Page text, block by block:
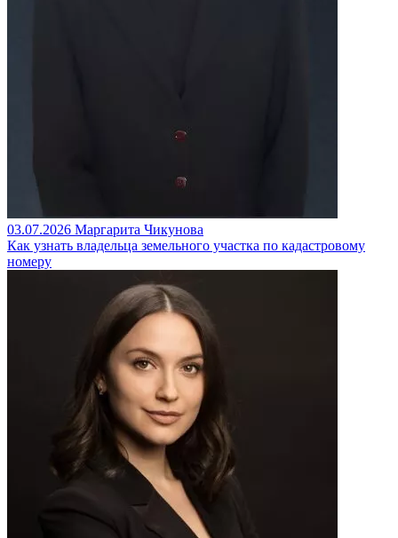
03.07.2026 Маргарита Чикунова
Как узнать владельца земельного участка по кадастровому
номеру